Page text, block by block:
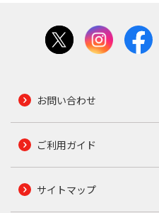
お問い合わせ
ご利用ガイド
サイトマップ